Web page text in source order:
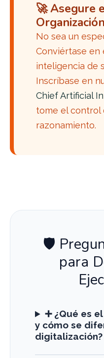
🚀 Asegure
Organización
No sea un
Conviértase en
inteligencia de
Inscríbase en
Chief Artificial
tome el control
razonamiento.
🛡️
para
➕ ¿Qué es
y cómo se
digitalización?